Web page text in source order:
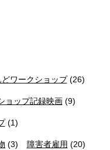
どワークショップ(26)
ョップ記録映画(9)
(1)
(3) 障害者雇用 (20)